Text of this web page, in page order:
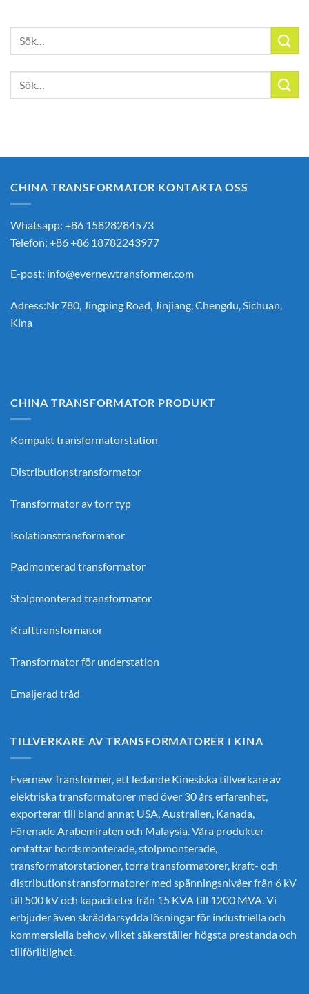
CHINA TRANSFORMATOR KONTAKTA OSS
Whatsapp: +86 15828284573
Telefon: +86 +86 18782243977
E-post: info@evernewtransformer.com
Adress:Nr 780, Jingping Road, Jinjiang, Chengdu, Sichuan,
Kina
CHINA TRANSFORMATOR PRODUKT
Kompakt transformatorstation
Distributionstransformator
Transformator av torr typ
Isolationstransformator
Padmonterad transformator
Stolpmonterad transformator
Krafttransformator
Transformator för understation
Emaljerad tråd
TILLVERKARE AV TRANSFORMATORER I KINA
Evernew Transformer, ett ledande Kinesiska tillverkare av
elektriska transformatorer med över 30 års erfarenhet,
exporterar till bland annat USA, Australien, Kanada,
Förenade Arabemiraten och Malaysia. Våra produkter
omfattar bordsmonterade, stolpmonterade,
transformatorstationer, torra transformatorer, kraft- och
distributionstransformatorer med spänningsnivåer från 6 kV
till 500 kV och kapaciteter från 15 KVA till 1200 MVA. Vi
erbjuder även skräddarsydda lösningar för industriella och
kommersiella behov, vilket säkerställer högsta prestanda och
tillförlitlighet.